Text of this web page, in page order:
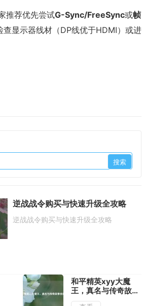
推荐优先尝试G-Sync/FreeSync或帧
查显示器线材（DP线优于HDMI）或进
逆战战令购买与快速升级全攻略
逆战战令购买与快速升级全攻略
和平精英xyy大魔
王，真名与传奇故事
全揭秘